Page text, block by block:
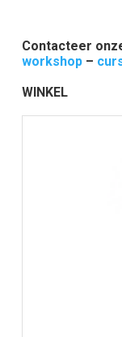
Contacteer
workshop –
WINKEL